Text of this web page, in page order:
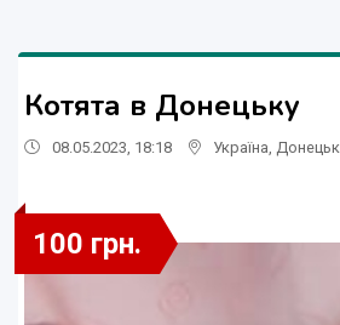
Котята в Донецьку
08.05.2023, 18:18 Україна Донецьк
100 грн.